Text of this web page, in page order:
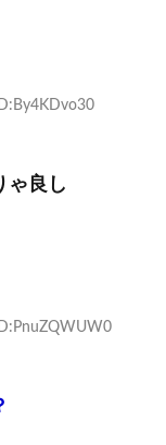
ゃ良し